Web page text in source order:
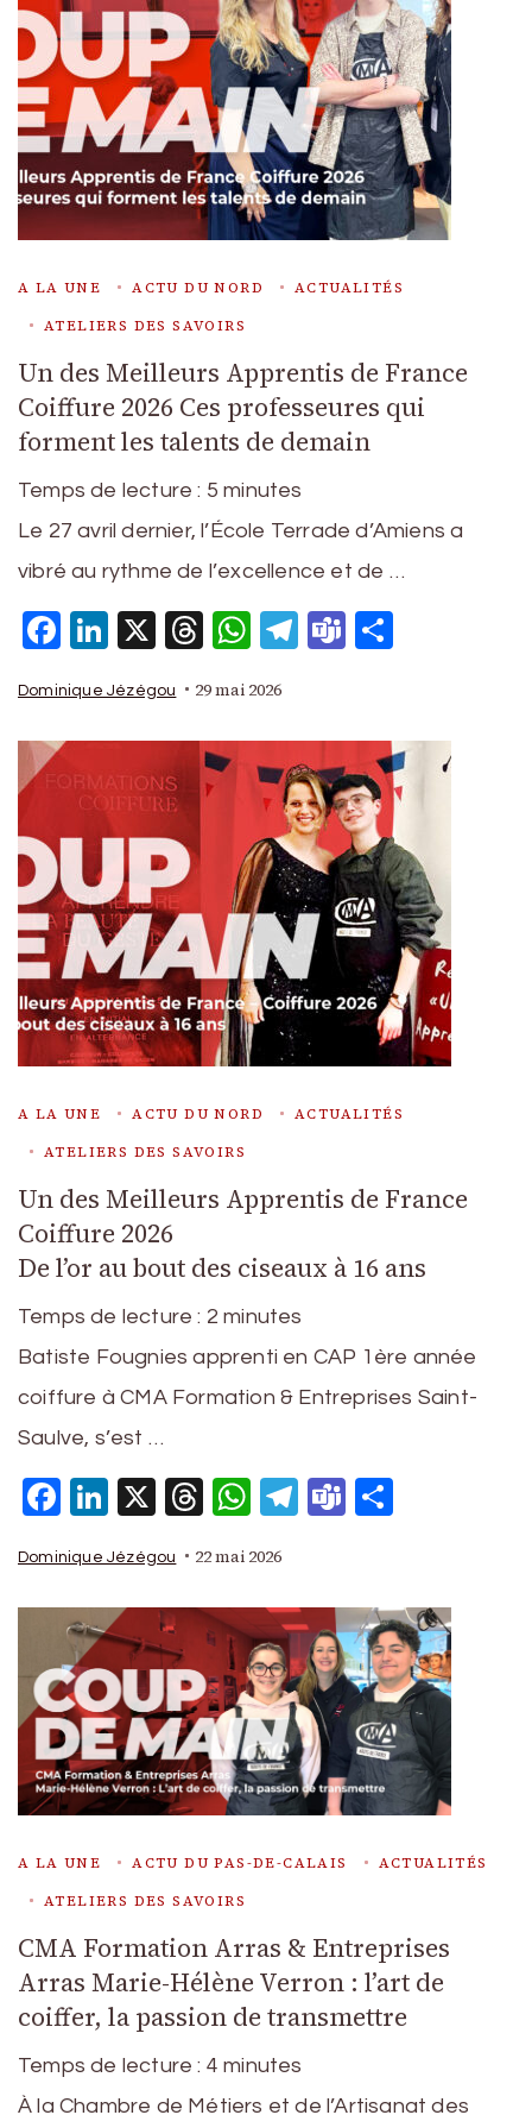
A LA UNE ACTU DU NORD
ACTUALITÉS
ATELIERS DES SAVOIRS
Un des Meilleurs Apprentis de France
Coiffure 2026 Ces professeures qui
forment les talents de demain
Temps de lecture : 5 minutes
Le 27 avril dernier, l’École Terrade d’Amiens a
vibré au rythme de l’excellence et de …
Facebook
LinkedIn
X Threads
WhatsApp
Telegram
Teams
Dominique Jézégou 29 mai 2026
A LA UNE ACTU DU NORD
ACTUALITÉS
ATELIERS DES SAVOIRS
Un des Meilleurs Apprentis de France
Coiffure 2026
De l’or au bout des ciseaux à 16 ans
Temps de lecture : 2 minutes
Batiste Fougnies apprenti en CAP 1ère année
coiffure à CMA Formation & Entreprises Saint-
Saulve, s’est …
Facebook
LinkedIn
X Threads
WhatsApp
Telegram
Teams
Dominique Jézégou 22 mai 2026
A LA UNE ACTU DU PAS-DE-CALAIS
ACTUALITÉS
ATELIERS DES SAVOIRS
CMA Formation Arras & Entreprises
Arras Marie-Hélène Verron : l’art de
coiffer, la passion de transmettre
Temps de lecture : 4 minutes
À la Chambre de Métiers et de l’Artisanat des